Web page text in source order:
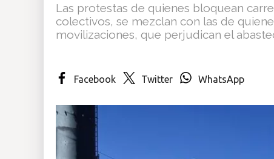
Las protestas de quienes bloquean
colectivos, se mezclan con las de
movilizaciones, que perjudican el
Facebook Twitter WhatsApp